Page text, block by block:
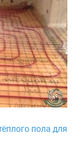
пола для